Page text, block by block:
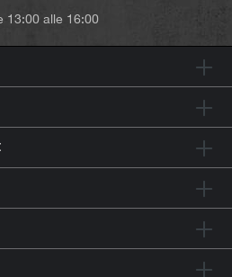
13:00 alle 16:00